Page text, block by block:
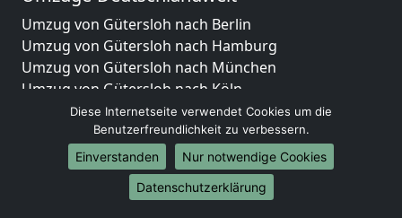
Umzug von Gütersloh nach Berlin
Umzug von Gütersloh nach Hamburg
Umzug von Gütersloh nach München
Umzug von Gütersloh nach Köln
Umzug von Gütersloh nach Frankfurt am Main
Umzug von Gütersloh nach Stuttgart
Umzug von Gütersloh nach Düsseldorf
Umzug von Gütersloh nach Leipzig
Umzug von Gütersloh nach Dortmund
Diese Internetseite verwendet Cookies um die
Benutzerfreundlichkeit zu verbessern.
Einverstanden
Nur notwendige Cookies
Datenschutzerklärung